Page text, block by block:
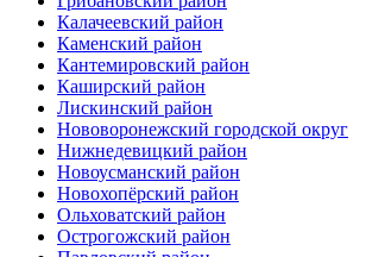
Калачеевский район
Каменский район
Кантемировский район
Каширский район
Лискинский район
Нововоронежский городской округ
Нижнедевицкий район
Новоусманский район
Новохопёрский район
Ольховатский район
Острогожский район